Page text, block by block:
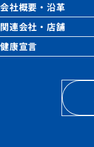
会社概要・沿革
関連会社・店舗
健康宣言